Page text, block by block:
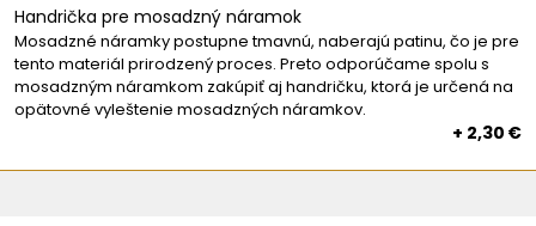
Handrička pre mosadzný náramok
Mosadzné náramky postupne tmavnú, naberajú patinu, čo je pre
tento materiál prirodzený proces. Preto odporúčame spolu s
mosadzným náramkom zakúpiť aj handričku, ktorá je určená na
opätovné vyleštenie mosadzných náramkov.
+ 2,30 €